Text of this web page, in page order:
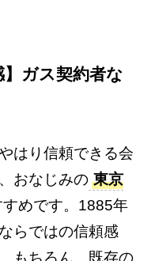
】ガス契約者な
はり信頼できる会
おなじみの 東京
めです。1885年
らではの信頼感